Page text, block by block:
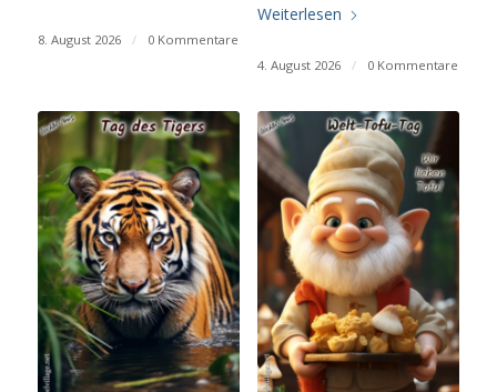
8. August 2026 / 0 Kommentare
Weiterlesen
4. August 2026 / 0 Kommentare